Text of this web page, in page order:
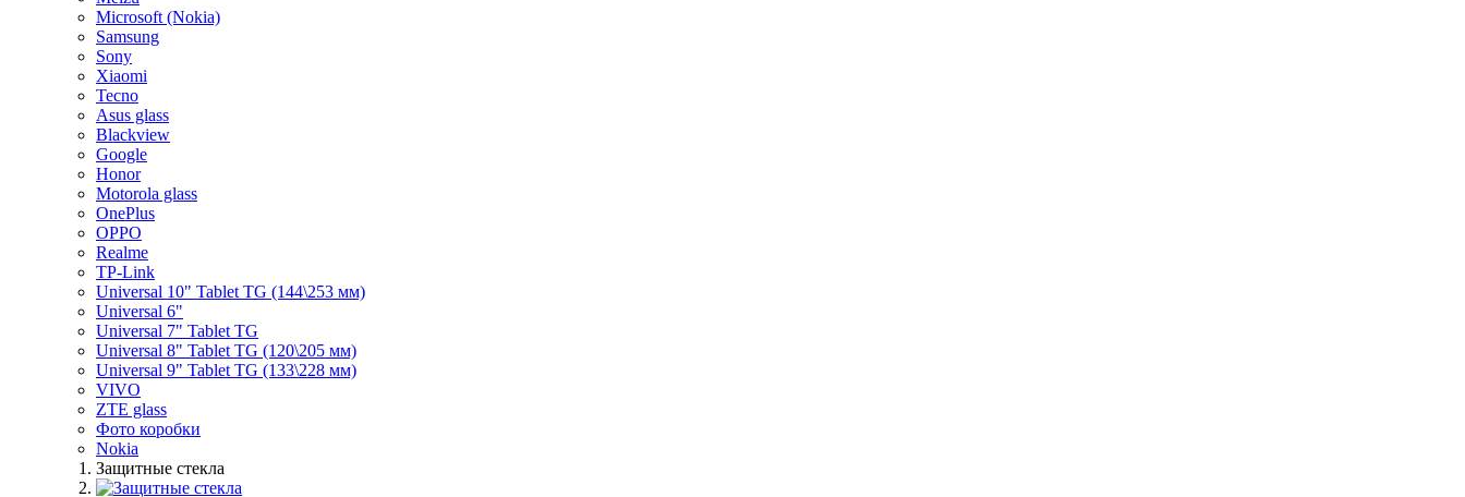
Microsoft (Nokia)
Samsung
Sony
Xiaomi
Tecno
Asus glass
Blackview
Google
Honor
Motorola glass
OnePlus
OPPO
Realme
TP-Link
Universal 10" Tablet TG (144\253 мм)
Universal 6"
Universal 7" Tablet TG
Universal 8" Tablet TG (120\205 мм)
Universal 9" Tablet TG (133\228 мм)
VIVO
ZTE glass
Фото коробки
Nokia
Защитные стекла